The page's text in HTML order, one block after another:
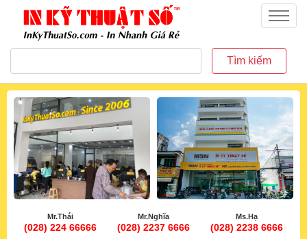
inkythuatso.com
Menu
Tìm kiếm
Mr.Thái
(028) 224 66666
Mr.Nghĩa
(028) 2237 6666
Ms.Hạ
(028) 2238 6666